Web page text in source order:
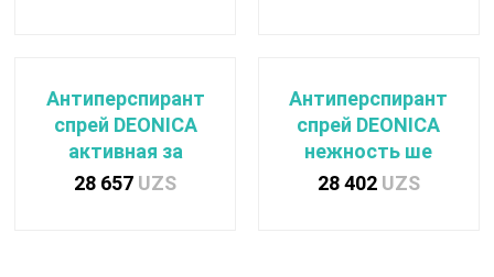
Антиперспирант
спрей DEONICA
активная за
28 657 UZS
Антиперспирант
спрей DEONICA
нежность ше
28 402 UZS